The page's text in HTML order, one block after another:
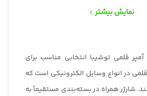
نمایش بیشتر
میلی آمپر قلمی توشیبا انتخابی مناسب برای
قلمی در انواع وسایل الکترونیکی است که
شارژر همراه در بسته‌بندی مستقیماً به